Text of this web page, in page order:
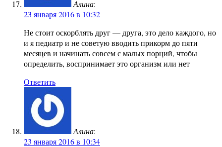
Алина:
23 января 2016 в 10:32
Не стоит оскорблять друг — друга, это дело каждого, но
и я педиатр и не советую вводить прикорм до пяти
месяцев и начинать совсем с малых порций, чтобы
определить, воспринимает это организм или нет
Ответить
Алина:
23 января 2016 в 10:34